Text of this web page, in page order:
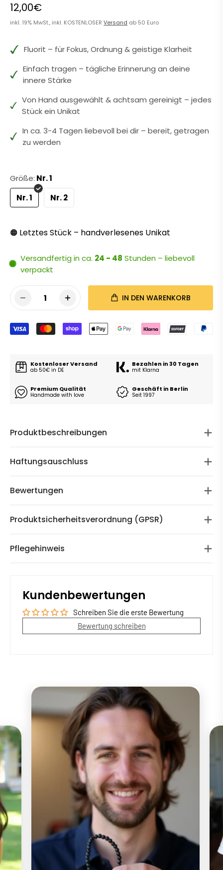
12,00€
inkl. 19% MwSt., inkl. KOSTENLOSERVersand ab 50 Euro
Fluorit – für Fokus, Ordnung & geistige Klarheit
Einfach tragen – tägliche Erinnerung an deine
innere Stärke
Von Hand ausgewählt & achtsam gereinigt – jedes
Stück ein Unikat
In ca. 3-4 Tagen liebevoll bei dir – bereit, getragen
zu werden
Größe: Nr. 1
Nr. 1
Nr. 2
🟠 Letztes Stück – handverlesenes Unikat
Versandfertig in ca. 24 - 48 Stunden – liebevoll
verpackt
1 IN DEN WARENKORB
Kostenloser Versand
ab 50€ in DE
Bezahlen in 30 Tagen
mit Klarna
Premium Qualität
Handmade with love
Geschäft in Berlin
Seit 1997
Produktbeschreibungen
Haftungsauschluss
Bewertungen
Produktsicherheitsverordnung (GPSR)
Pflegehinweis
Kundenbewertungen
Schreiben Sie die erste Bewertung
Bewertung schreiben